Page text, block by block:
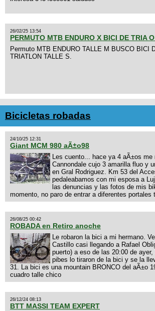
26/02/25 13:54
PERMUTO MTB ENDURO X BICI DE TRIA
Permuto MTB ENDURO TALLE M BUSCO BICI
TRIATLON TALLE S.
Bicicletas robadas
24/10/25 12:31
Giant MCM 980 aÃ±o98
Les cuento... hace ya 4 aÃ±os me
Cannondale cujo 3 amarilla fluo y
en Gral Rodriguez. Km 53 del
pedaleabamos con mi esposa a
las denuncias y las fotos de mis
momento, no paro de entrar a diferentes portales t
26/08/25 00:42
ROBADA en Retiro anoche
Le robaron la bici a mi hermano.
Castillo casi llegando a Rafael
puerto) a eso de las 20:00 de
pibes lo tiraron de la bici y se la
31. La bici es una mountain BRONCO del aÃ±o
cuadro talle chico
26/12/24 08:13
BTT MASSI TEAM EXPERT